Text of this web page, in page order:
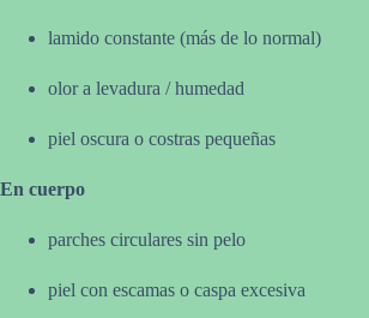
lamido constante (más de lo normal)
olor a levadura / humedad
piel oscura o costras pequeñas
En cuerpo
parches circulares sin pelo
piel con escamas o caspa excesiva